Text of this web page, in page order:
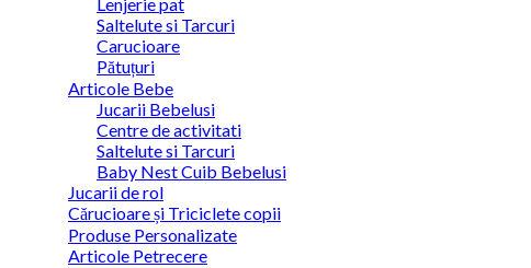
Lenjerie pat
Saltelute si Tarcuri
Carucioare
Pătuțuri
Articole Bebe
Jucarii Bebelusi
Centre de activitati
Saltelute si Tarcuri
Baby Nest Cuib Bebelusi
Jucarii de rol
Cărucioare și Triciclete copii
Produse Personalizate
Articole Petrecere